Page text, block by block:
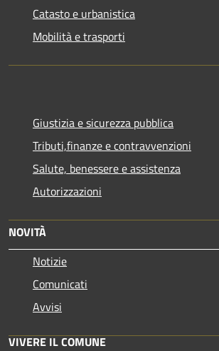
Catasto e urbanistica
Mobilità e trasporti
Giustizia e sicurezza pubblica
Tributi,finanze e contravvenzioni
Salute, benessere e assistenza
Autorizzazioni
NOVITÀ
Notizie
Comunicati
Avvisi
VIVERE IL COMUNE